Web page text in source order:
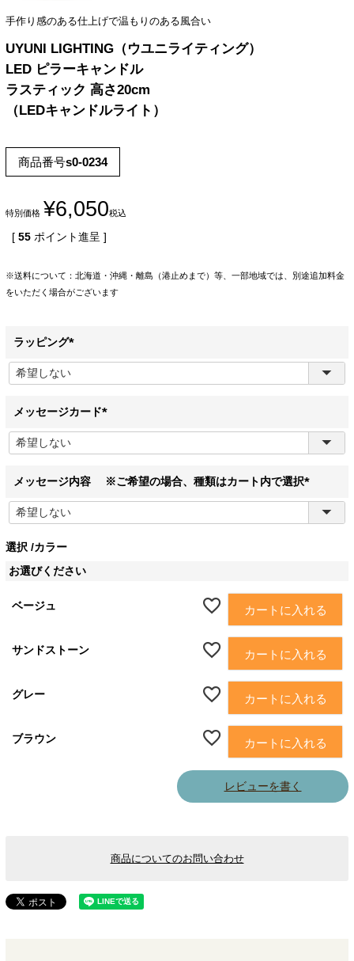
手作り感のある仕上げで温もりのある風合い
UYUNI LIGHTING（ウユニライティング）
LED ピラーキャンドル
ラスティック 高さ20cm
（LEDキャンドルライト）
商品番号s0-0234
特別価格 ¥6,050税込
[ 55 ポイント進呈 ]
※送料について：北海道・沖縄・離島（港止めまで）等、一部地域では、別途追加料金
をいただく場合がございます
ラッピング
(
必
)
メッセージカード
(
メッセージ内容 ※ご希望の場合、種類はカート内で選択
(
選択
カラー
お選びください
ベージュ カートに入れる
サンドストーン カートに入れる
グレー カートに入れる
ブラウン カートに入れる
レビューを書く
商品についてのお問い合わせ